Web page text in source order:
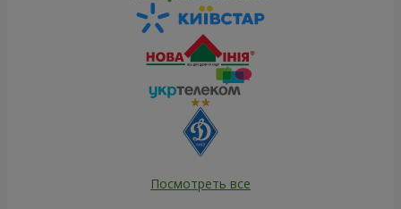
Посмотреть все